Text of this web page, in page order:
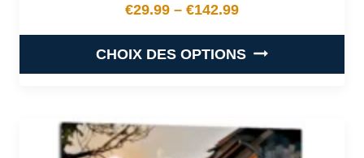
€29.99 – €142.99
Plage de prix : €29.99 à
CHOIX DES OPTIONS
a
plusieurs